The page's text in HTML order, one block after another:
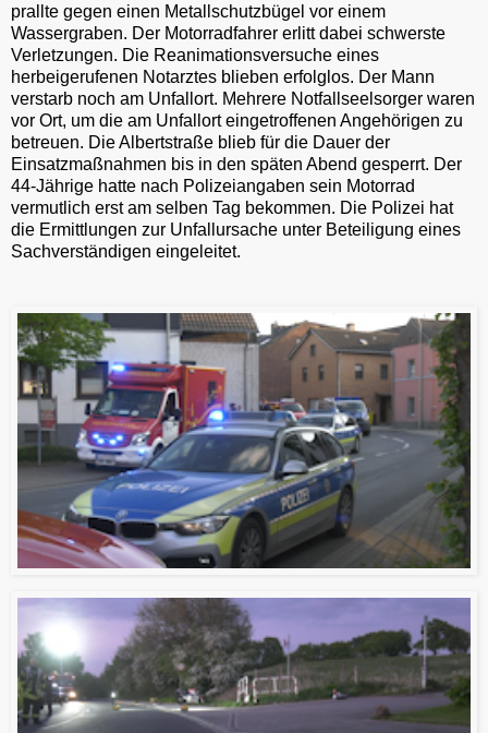
prallte gegen einen Metallschutzbügel vor einem
Wassergraben. Der Motorradfahrer erlitt dabei schwerste
Verletzungen. Die Reanimationsversuche eines
herbeigerufenen Notarztes blieben erfolglos. Der Mann
verstarb noch am Unfallort. Mehrere Notfallseelsorger waren
vor Ort, um die am Unfallort eingetroffenen Angehörigen zu
betreuen. Die Albertstraße blieb für die Dauer der
Einsatzmaßnahmen bis in den späten Abend gesperrt. Der
44-Jährige hatte nach Polizeiangaben sein Motorrad
vermutlich erst am selben Tag bekommen. Die Polizei hat
die Ermittlungen zur Unfallursache unter Beteiligung eines
Sachverständigen eingeleitet.